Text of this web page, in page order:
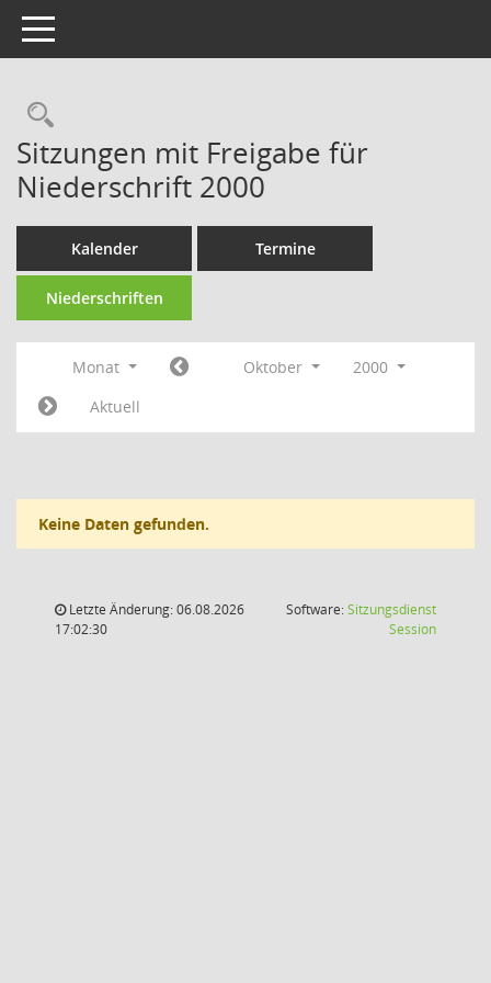
Toggle navigation
Rechercheauswahl
Sitzungen mit Freigabe für
Niederschrift 2000
Kalender Termine
Niederschriften
Monat Oktober
2000
Aktuell
Keine Daten gefunden.
Letzte Änderung: 06.08.2026
17:02:30
Software:Sitzungsdienst
Session(Wird in